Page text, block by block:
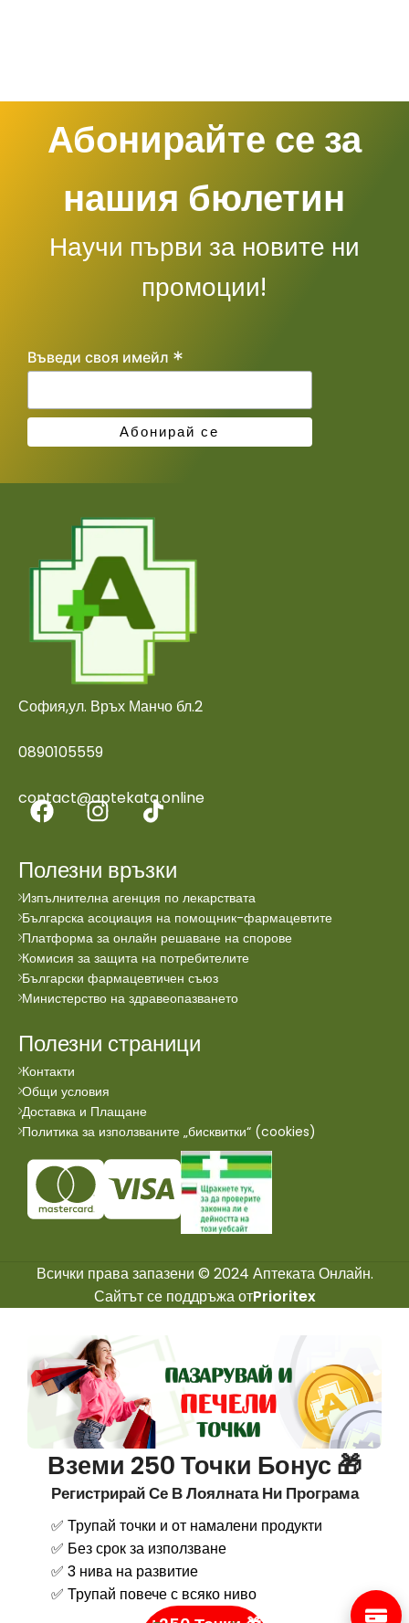
Абонирайте се за
нашия бюлетин
Научи първи за новите ни
промоции!
Въведи своя имейл *
София,ул. Връх Манчо бл.2
0890105559
contact@aptekata.online
Полезни връзки
Изпълнителна агенция по лекарствата
Българска асоциация на помощник-фармацевтите
Платформа за онлайн решаване на спорове
Комисия за защита на потребителите
Български фармацевтичен съюз
Министерство на здравеопазването
Полезни страници
Контакти
Общи условия
Доставка и Плащане
Политика за използваните „бисквитки“ (cookies)
Всички права запазени © 2024 Аптеката Онлайн.
Сайтът се поддръжа отPrioritex
Вземи 250 Точки Бонус 🎁
Регистрирай Се В Лоялната Ни Програма
✅ Трупай точки и от намалени продукти
✅ Без срок за използване
✅ 3 нива на развитие
✅ Трупай повече с всяко ниво